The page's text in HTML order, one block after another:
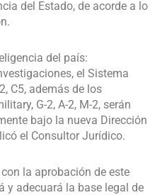
del Estado, de acorde a lo
del país:
el Sistema
C5, además de los
G-2, A-2, M-2, serán
bajo la nueva Dirección
el Consultor Jurídico.
la aprobación de este
y adecuará la base legal de